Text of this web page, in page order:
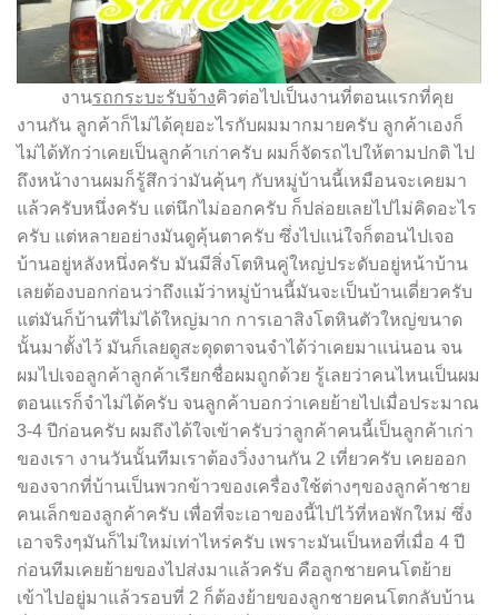
งานรถกระบะรับจ้างคิวต่อไปเป็นงานที่ตอนแรกที่คุย
งานกัน ลูกค้าก็ไม่ได้คุยอะไรกับผมมากมายครับ ลูกค้าเองก็
ไม่ได้ทักว่าเคยเป็นลูกค้าเก่าครับ ผมก็จัดรถไปให้ตามปกติ ไป
ถึงหน้างานผมก็รู้สึกว่ามันคุ้นๆ กับหมู่บ้านนี้เหมือนจะเคยมา
แล้วครับหนึ่งครับ แต่นึกไม่ออกครับ ก็ปล่อยเลยไปไม่คิดอะไร
ครับ แต่หลายอย่างมันดูคุ้นตาครับ ซึ่งไปแน่ใจก็ตอนไปเจอ
บ้านอยู่หลังหนึ่งครับ มันมีสิ่งโตหินคู่ใหญ่ประดับอยู่หน้าบ้าน
เลยต้องบอกก่อนว่าถึงแม้ว่าหมู่บ้านนี้มันจะเป็นบ้านเดี่ยวครับ
แต่มันก็บ้านที่ไม่ได้ใหญ่มาก การเอาสิงโตหินตัวใหญ่ขนาด
นั้นมาตั้งไว้ มันก็เลยดูสะดุดตาจนจำได้ว่าเคยมาแน่นอน จน
ผมไปเจอลูกค้าลูกค้าเรียกชื่อผมถูกด้วย รู้เลยว่าคนไหนเป็นผม
ตอนแรก็จำไม่ได้ครับ จนลูกค้าบอกว่าเคยย้ายไปเมื่อประมาณ
3-4 ปีก่อนครับ ผมถึงได้ใจเข้าครับว่าลูกค้าคนนี้เป็นลูกค้าเก่า
ของเรา งานวันนั้นทีมเราต้องวิ่งงานกัน 2 เที่ยวครับ เคยออก
ของจากที่บ้านเป็นพวกข้าวของเครื่องใช้ต่างๆของลูกค้าชาย
คนเล็กของลูกค้าครับ เพื่อที่จะเอาของนี้ไปไว้ที่หอพักใหม่ ซึ่ง
เอาจริงๆมันก็ไม่ใหม่เท่าไหร่ครับ เพราะมันเป็นหอที่เมื่อ 4 ปี
ก่อนทีมเคยย้ายของไปส่งมาแล้วครับ คือลูกชายคนโตย้าย
เข้าไปอยู่มาแล้วรอบที่ 2 ก็ต้องย้ายของลูกชายคนโตกลับบ้าน